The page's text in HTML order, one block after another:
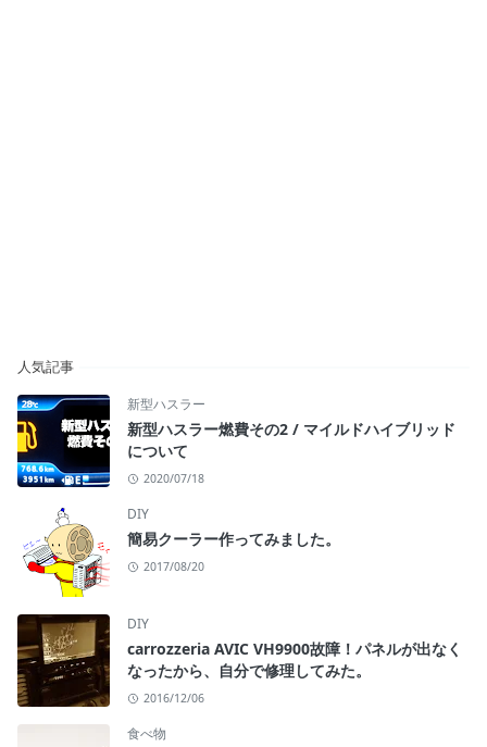
人気記事
新型ハスラー
新型ハスラー燃費その2 / マイルドハイブリッド
について
2020/07/18
DIY
簡易クーラー作ってみました。
2017/08/20
DIY
carrozzeria AVIC VH9900故障！パネルが出なく
なったから、自分で修理してみた。
2016/12/06
食べ物